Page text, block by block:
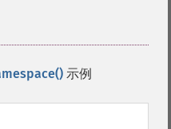
示例